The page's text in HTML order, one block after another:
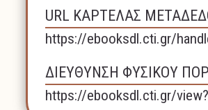
URL ΚΑΡΤΕΛΑΣ
https://ebooksdl.cti.gr/
ΔΙΕΥΘΥΝΣΗ ΦΥΣΙΚΟΥ
https://ebooksdl.cti.gr/